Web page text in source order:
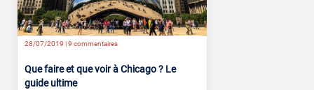
28/07/2019 |9 commentaires
Que faire et que voir à Chicago ? Le
guide ultime